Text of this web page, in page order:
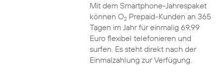
Mit dem Smartphone-Jahrespaket
können O2Prepaid-Kunden an 365
Tagen im Jahr für einmalig 69,99
Euro flexibel telefonieren und
surfen. Es steht direkt nach der
Einmalzahlung zur Verfügung.